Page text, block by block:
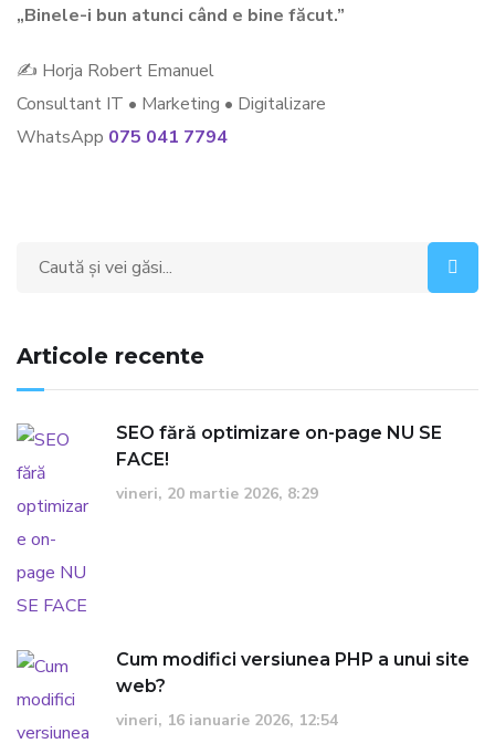
„Binele-i bun atunci când e bine făcut.”
✍ Horja Robert Emanuel
Consultant IT • Marketing • Digitalizare
WhatsApp 075 041 7794
Articole recente
SEO fără optimizare on-page NU SE
FACE!
vineri, 20 martie 2026, 8:29
Cum modifici versiunea PHP a unui site
web?
vineri, 16 ianuarie 2026, 12:54